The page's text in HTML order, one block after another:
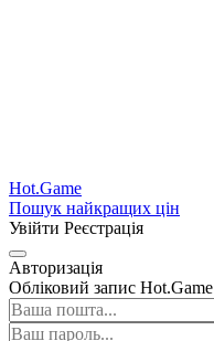
Hot.Game
Пошук найкращих цін
Увійти Реєстрація
Авторизація
Обліковий запис Hot.Game